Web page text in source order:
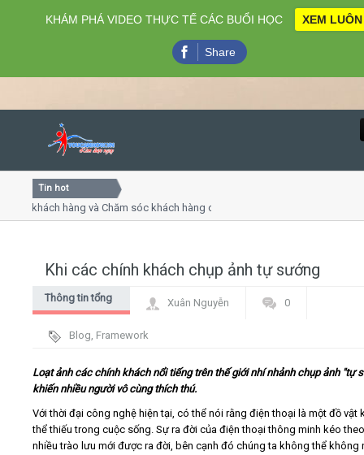
Close
Home
Giới thiệu
Kiến thức
Tin hot
hàng và Chăm sóc khách hàng chuyên nghiệp
Khi các chính khách chụp ảnh tự sướng
Thông tin tổng
Xuân Nguyễn 0
Blog, Framework
Loạt ảnh các chính khách nổi tiếng trên thế giới nhí nhảnh chụp ảnh "tự
khiến nhiều người vô cùng thích thú.
Với thời đại công nghệ hiện tại, có thể nói rằng điện thoại là một đồ vật
thể thiếu trong cuộc sống. Sự ra đời của điện thoại thông minh kéo
nhiều trào lưu mới được ra đời, bên cạnh đó chúng ta không thể không
KHÁM PHÁ VIDEO THỰC TẾ CÁC BUỔI HỌC XEM LUÔN
Share